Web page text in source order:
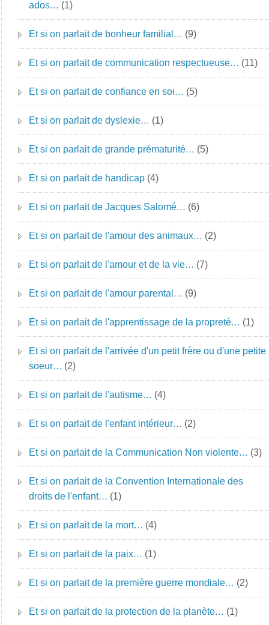
ados… (1)
Et si on parlait de bonheur familial… (9)
Et si on parlait de communication respectueuse… (11)
Et si on parlait de confiance en soi… (5)
Et si on parlait de dyslexie… (1)
Et si on parlait de grande prématurité… (5)
Et si on parlait de handicap (4)
Et si on parlait de Jacques Salomé… (6)
Et si on parlait de l'amour des animaux… (2)
Et si on parlait de l'amour et de la vie… (7)
Et si on parlait de l'amour parental… (9)
Et si on parlait de l'apprentissage de la propreté… (1)
Et si on parlait de l'arrivée d'un petit frère ou d'une petite
soeur… (2)
Et si on parlait de l'autisme… (4)
Et si on parlait de l'enfant intérieur… (2)
Et si on parlait de la Communication Non violente… (3)
Et si on parlait de la Convention Internationale des
droits de l'enfant… (1)
Et si on parlait de la mort… (4)
Et si on parlait de la paix… (1)
Et si on parlait de la première guerre mondiale… (2)
Et si on parlait de la protection de la planète… (1)